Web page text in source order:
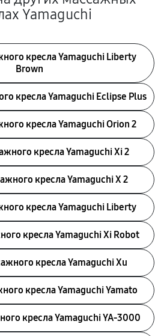
Yamaguchi
кресла Yamaguchi Liberty
Brown
кресла Yamaguchi Eclipse Plus
кресла Yamaguchi Orion 2
кресла Yamaguchi Xi 2
кресла Yamaguchi X 2
кресла Yamaguchi Liberty
кресла Yamaguchi Xi Robot
кресла Yamaguchi Xu
кресла Yamaguchi Yamato
кресла Yamaguchi YA-3000